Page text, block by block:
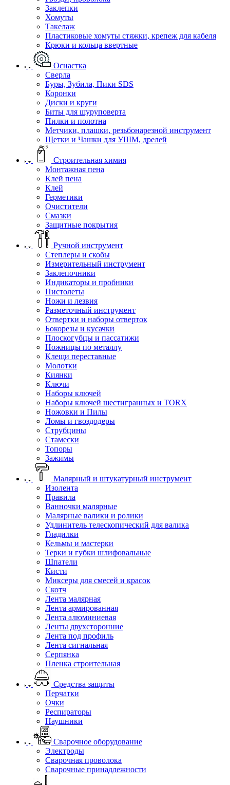
Заклепки
Хомуты
Такелаж
Пластиковые хомуты стяжки, крепеж для кабеля
Крюки и кольца ввертные
Оснастка
Сверла
Буры, Зубила, Пики SDS
Коронки
Диски и круги
Биты для шуруповерта
Пилки и полотна
Метчики, плашки, резьбонарезной инструмент
Щетки и Чашки для УШМ, дрелей
Строительная химия
Монтажная пена
Клей пена
Клей
Герметики
Очистители
Смазки
Защитные покрытия
Ручной инструмент
Степлеры и скобы
Измерительный инструмент
Заклепочники
Индикаторы и пробники
Пистолеты
Ножи и лезвия
Разметочный инструмент
Отвертки и наборы отверток
Бокорезы и кусачки
Плоскогубцы и пассатижи
Ножницы по металлу
Клещи переставные
Молотки
Киянки
Ключи
Наборы ключей
Наборы ключей шестигранных и TORX
Ножовки и Пилы
Ломы и гвоздодеры
Струбцины
Стамески
Топоры
Зажимы
Малярный и штукатурный инструмент
Изолента
Правила
Ванночки малярные
Малярные валики и ролики
Удлинитель телескопический для валика
Гладилки
Кельмы и мастерки
Терки и губки шлифовальные
Шпатели
Кисти
Миксеры для смесей и красок
Скотч
Лента малярная
Лента армированная
Лента алюминиевая
Ленты двухсторонние
Лента под профиль
Лента сигнальная
Серпянка
Пленка строительная
Средства защиты
Перчатки
Очки
Респираторы
Наушники
Сварочное оборудование
Электроды
Сварочная проволока
Сварочные принадлежности